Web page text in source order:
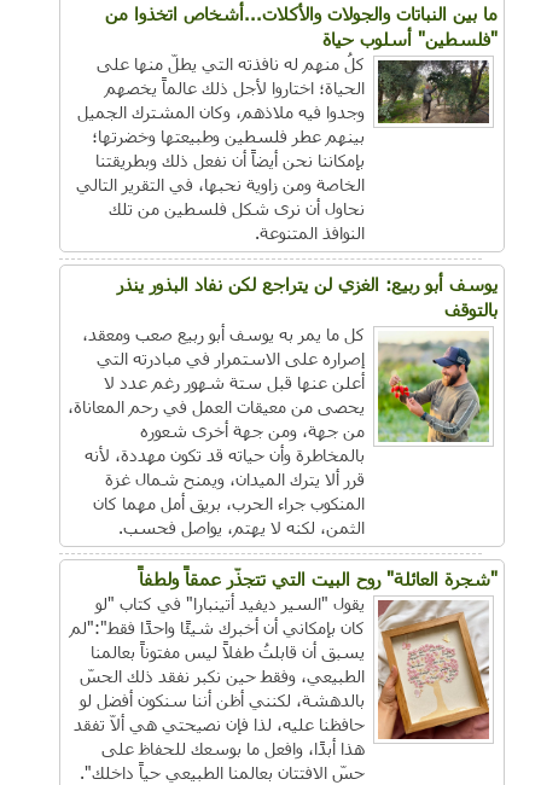
ما بين النباتات والجولات والأكلات...أشخاص اتخذوا من
"فلسطين" أسلوب حياة
كلُ منهم له نافذته التي يطلّ منها على
الحياة؛ اختاروا لأجل ذلك عالماً يخصهم
وجدوا فيه ملاذهم، وكان المشترك الجميل
بينهم عطر فلسطين وطبيعتها وخضرتها؛
بإمكاننا نحن أيضاً أن نفعل ذلك وبطريقتنا
الخاصة ومن زاوية نحبها، في التقرير التالي
نحاول أن نرى شكل فلسطين من تلك
النوافذ المتنوعة.
يوسف أبو ربيع: الغزي لن يتراجع لكن نفاد البذور ينذر
بالتوقف
كل ما يمر به يوسف أبو ربيع صعب ومعقد،
إصراره على الاستمرار في مبادرته التي
أعلن عنها قبل ستة شهور رغم عدد لا
يحصى من معيقات العمل في رحم المعاناة،
من جهة، ومن جهة أخرى شعوره
بالمخاطرة وأن حياته قد تكون مهددة، لأنه
قرر ألا يترك الميدان، ويمنح شمال غزة
المنكوب جراء الحرب، بريق أمل مهما كان
الثمن، لكنه لا يهتم، يواصل فحسب.
"شجرة العائلة" روح البيت التي تتجذّر عمقاً ولطفاً
يقول "السير ديفيد أتينبارا" في كتاب "لو
كان بإمكاني أن أخبرك شيئًا واحدًا فقط":"لم
يسبق أن قابلتُ طفلاً ليس مفتوناً بعالمنا
الطبيعي، وفقط حين نكبر نفقد ذلك الحسّ
بالدهشة، لكنني أظن أننا سنكون أفضل لو
حافظنا عليه، لذا فإن نصيحتي هي ألاّ تفقد
هذا أبدًا، وافعل ما بوسعك للحفاظ على
حسّ الافتتان بعالمنا الطبيعي حياً داخلك".